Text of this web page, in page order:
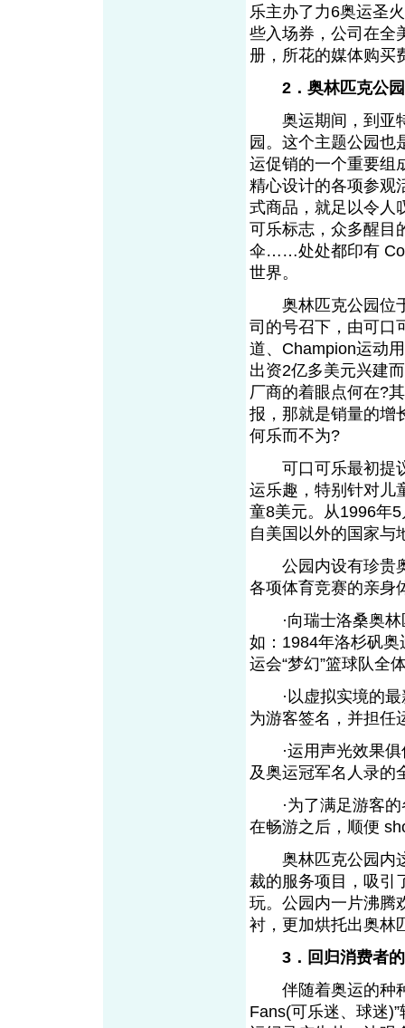
乐主办了力6奥运圣
些入场券，公司在全
册，所花的媒体购买
2．奥林匹克公
奥运期间，到亚特
园。这个主题公园也
运促销的一个重要组
精心设计的各项参观
式商品，就足以令人
可乐标志，众多醒目
伞……处处都印有
世界。
奥林匹克公园位于
司的号召下，由可口
道、Champion运动
出资2亿多美元兴建
厂商的着眼点何在?
报，那就是销量的增
何乐而不为?
可口可乐最初提议
运乐趣，特别针对儿
童8美元。从1996年
自美国以外的国家与
公园内设有珍贵奥
各项体育竞赛的亲身
·向瑞士洛桑奥林
如：1984年洛杉矾
运会“梦幻”篮球队全
·以虚拟实境的最
为游客签名，并担任
·运用声光效果俱
及奥运冠军名人录的
·为了满足游客的
在畅游之后，顺便
奥林匹克公园内这
裁的服务项目，吸引
玩。公园内一片沸腾
衬，更加烘托出奥林
3．回归消费者
伴随着奥运的种种
Fans(可乐迷、球迷